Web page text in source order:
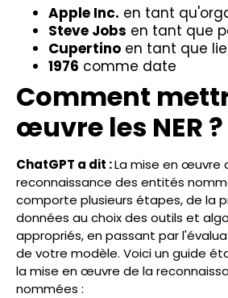
Apple Inc. en tant
Steve Jobs en tant que
Cupertino en tant que
1976 comme date
Comment
œuvre les NER ?
ChatGPT a dit :La mise en œuvre
reconnaissance des entités
comporte plusieurs étapes, de la
données au choix des outils et
appropriés, en passant par
de votre modèle. Voici un guide
la mise en œuvre de la
nommées :